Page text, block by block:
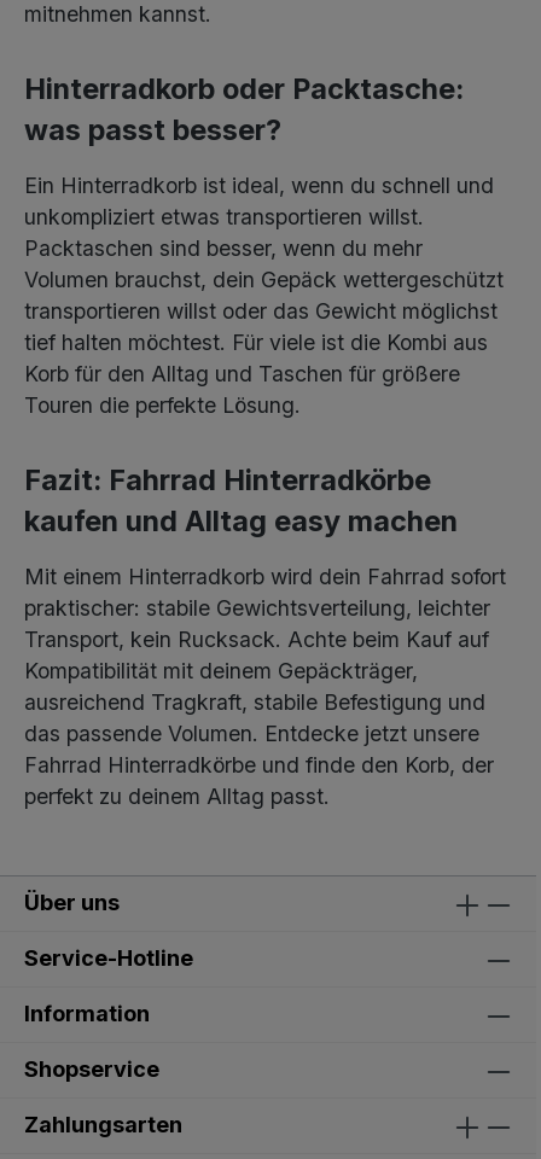
mitnehmen kannst.
Hinterradkorb oder Packtasche:
was passt besser?
Ein Hinterradkorb ist ideal, wenn du schnell und
unkompliziert etwas transportieren willst.
Packtaschen sind besser, wenn du mehr
Volumen brauchst, dein Gepäck wettergeschützt
transportieren willst oder das Gewicht möglichst
tief halten möchtest. Für viele ist die Kombi aus
Korb für den Alltag und Taschen für größere
Touren die perfekte Lösung.
Fazit: Fahrrad Hinterradkörbe
kaufen und Alltag easy machen
Mit einem Hinterradkorb wird dein Fahrrad sofort
praktischer: stabile Gewichtsverteilung, leichter
Transport, kein Rucksack. Achte beim Kauf auf
Kompatibilität mit deinem Gepäckträger,
ausreichend Tragkraft, stabile Befestigung und
das passende Volumen. Entdecke jetzt unsere
Fahrrad Hinterradkörbe und finde den Korb, der
perfekt zu deinem Alltag passt.
Über uns
Service-Hotline
Information
Shopservice
Zahlungsarten